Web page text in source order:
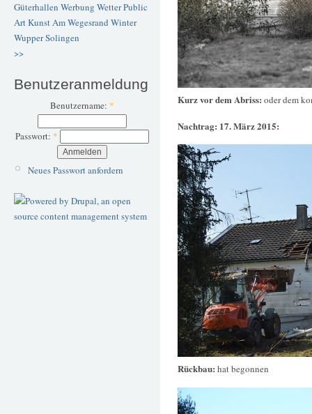
Güterhallen Werbung WetterPublic
ArtKunstAm Wegesrand Winter
WupperSolingen
>>
Benutzeranmeldung
Benutzername: *
Passwort: *
Neues Passwort anfordern
Kurz vor dem Abriss: oder dem
Nachtrag: 17. März 2015:
Rückbau: hat begonnen